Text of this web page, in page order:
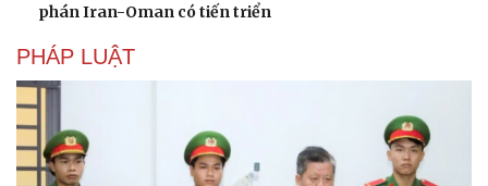
phán Iran-Oman có tiến triển
PHÁP LUẬT